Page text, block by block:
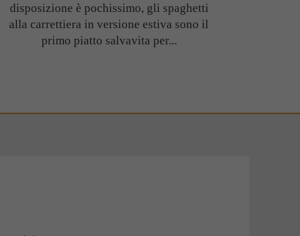
disposizione è pochissimo, gli spaghetti
alla carrettiera in versione estiva sono il
primo piatto salvavita per...